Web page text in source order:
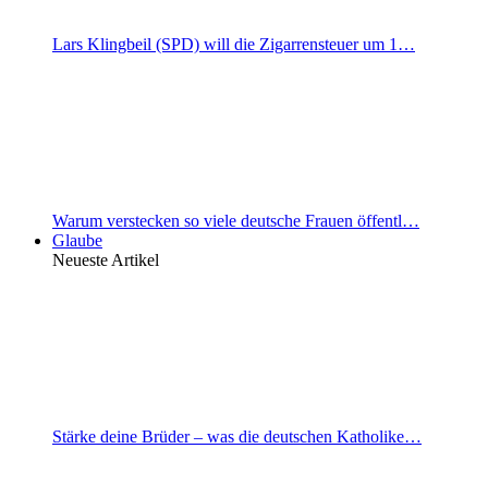
Lars Klingbeil (SPD) will die Zigarrensteuer um 1…
Warum verstecken so viele deutsche Frauen öffentl…
Glaube
Neueste Artikel
Stärke deine Brüder – was die deutschen Katholike…